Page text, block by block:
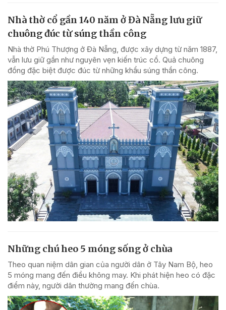
Nhà thờ cổ gần 140 năm ở Đà Nẵng lưu giữ
chuông đúc từ súng thần công
Nhà thờ Phú Thượng ở Đà Nẵng, được xây dựng từ năm 1887,
vẫn lưu giữ gần như nguyên vẹn kiến trúc cổ. Quả chuông
đồng đặc biệt được đúc từ những khẩu súng thần công.
Những chú heo 5 móng sống ở chùa
Theo quan niệm dân gian của người dân ở Tây Nam Bộ, heo
5 móng mang đến điều không may. Khi phát hiện heo có đặc
điểm này, người dân thường mang đến chùa.